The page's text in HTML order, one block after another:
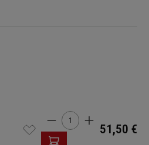
Produkt Anzahl:
51,50 €